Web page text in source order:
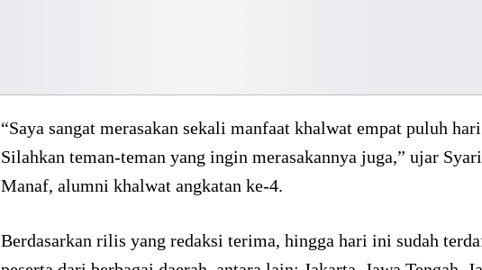
“Saya sangat merasakan sekali manfaat khalwat empat puluh
Silahkan teman-teman yang ingin merasakannya juga,” ujar
Manaf, alumni khalwat angkatan ke-4.
Berdasarkan rilis yang redaksi terima, hingga hari ini sudah